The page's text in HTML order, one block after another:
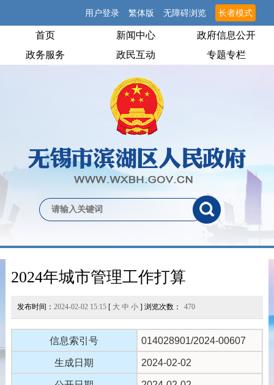
用户登录 繁体版 无障碍浏览 长者模式
首页 新闻中心
政府信息公开
政务服务
政民互动 专题专栏
2024年城市管理工作打算
发布时间： 2024-02-02 15:15[ 大 中 小] 浏览次数： 470
信息索引号 014028901/2024-00607
生成日期 2024-02-02